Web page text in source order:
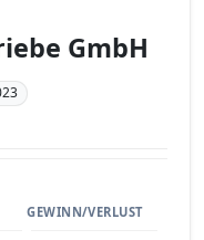
GmbH
GEWINN/VERLUST